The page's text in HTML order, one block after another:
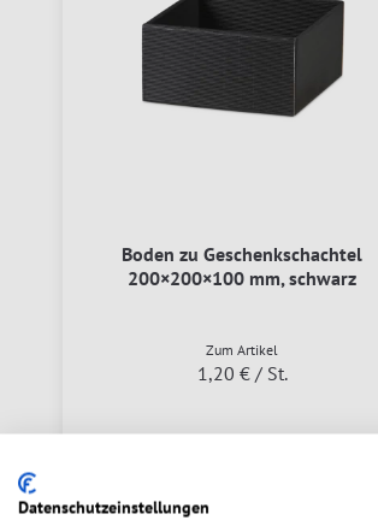
Boden zu Geschenkschachtel
200×200×100 mm, schwarz
Zum Artikel
1,20 € / St.
Datenschutzeinstellungen